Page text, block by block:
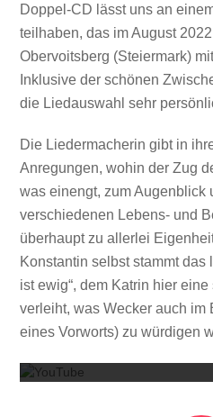
Doppel-CD lässt uns an
teilhaben, das im August
Obervoitsberg (Steiermark)
Inklusive der schönen
die Liedauswahl sehr
Die Liedermacherin gibt in
Anregungen, wohin der Zug
was einengt, zum Augenblick
verschiedenen Lebens- und
überhaupt zu allerlei
Konstantin selbst stammt das
ist ewig“, dem Katrin hier
verleiht, was Wecker auch im
eines Vorworts) zu würdigen